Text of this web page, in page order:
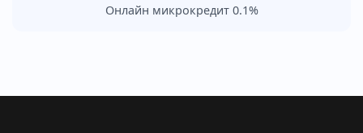
Онлайн микрокредит 0.1%